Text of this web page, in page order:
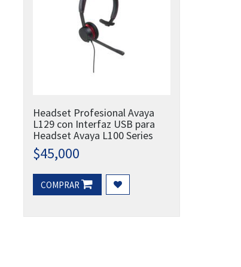
Headset Profesional Avaya
L129 con Interfaz USB para
Headset Avaya L100 Series
$45,000
COMPRAR